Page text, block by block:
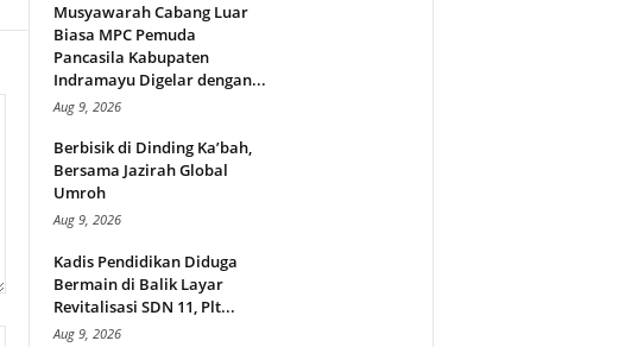
Musyawarah Cabang Luar
Biasa MPC Pemuda
Pancasila Kabupaten
Indramayu Digelar dengan...
Aug 9, 2026
Berbisik di Dinding Ka’bah,
Bersama Jazirah Global
Umroh
Aug 9, 2026
Kadis Pendidikan Diduga
Bermain di Balik Layar
Revitalisasi SDN 11, Plt...
Aug 9, 2026